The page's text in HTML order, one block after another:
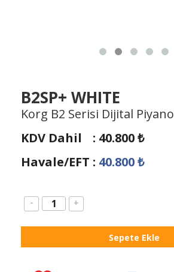
B2SP+ WHITE
Korg B2 Serisi Dijital Piyano
KDV Dahil
: 40.800₺
Havale/EFT : 40.800₺
- +